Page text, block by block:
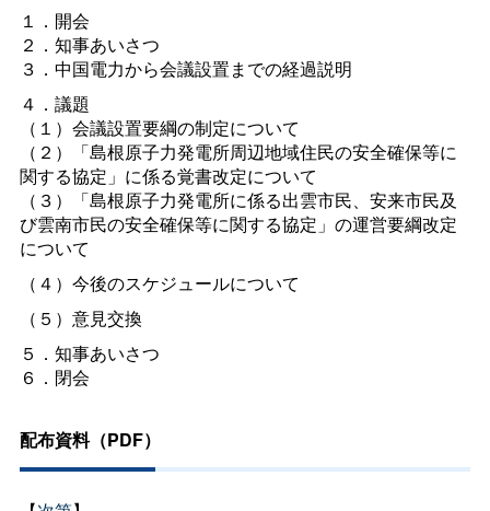
１．開会
２．知事あいさつ
３．中国電力から会議設置までの経過説明
４．議題
（１）会議設置要綱の制定について
（２）「島根原子力発電所周辺地域住民の安全確保等に
関する協定」に係る覚書改定について
（３）「島根原子力発電所に係る出雲市民、安来市民及
び雲南市民の安全確保等に関する協定」の運営要綱改定
について
（４）今後のスケジュールについて
（５）意見交換
５．知事あいさつ
６．閉会
配布資料（PDF）